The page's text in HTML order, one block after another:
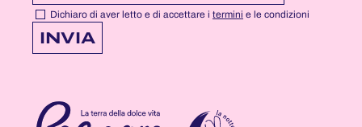
NOTTEROSA
NOTTEROSA
NOTTEROSA
Dichiaro di aver letto e di accettare i termini e le condizioni
INVIA